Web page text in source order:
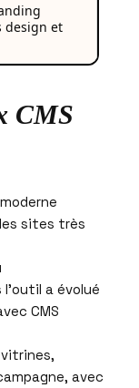
design et
CMS
moderne
sites très
a évolué
CMS
avec